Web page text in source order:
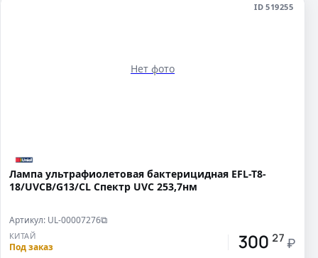
ID 519255
Нет фото
Лампа ультрафиолетовая бактерицидная EFL-T8-
18/UVCB/G13/CL Спектр UVC 253,7нм
Артикул: UL-00007276⧉
КИТАЙ
Под заказ 300 27 ₽